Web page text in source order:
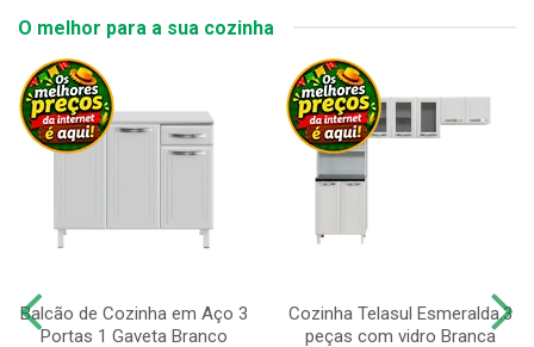
O melhor para a sua cozinha
Balcão de Cozinha em Aço 3
Portas 1 Gaveta Branco
Cozinha Telasul Esmeralda.3
peças com vidro Branca